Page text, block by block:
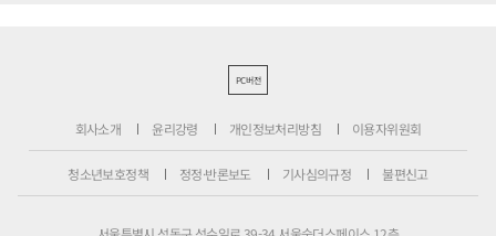
PC버전
회사소개 윤리강령 개인정보처리방침 이용자위원회
청소년보호정책 정정·반론보도 기사심의규정 불편신고